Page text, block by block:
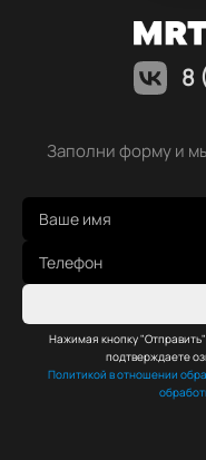
8
Заполни форму и
Нажимая кнопку
подтверждаете
Политикой в отношении